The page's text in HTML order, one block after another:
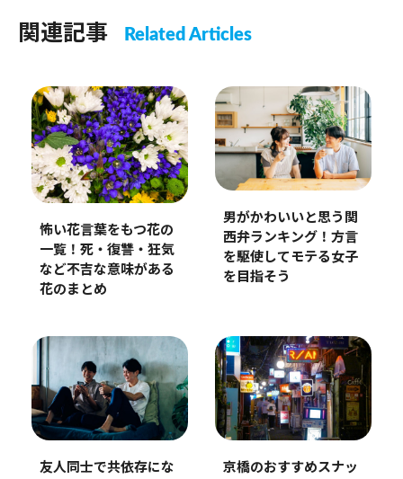
関連記事 Related Articles
怖い花言葉をもつ花の
一覧！死・復讐・狂気
など不吉な意味がある
花のまとめ
男がかわいいと思う関
西弁ランキング！方言
を駆使してモテる女子
を目指そう
友人同士で共依存にな
京橋のおすすめスナッ